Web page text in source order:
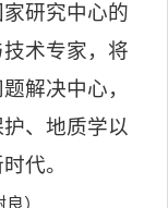
研究中心的
术专家，将
解决中心，
、地质学以
代。
良）